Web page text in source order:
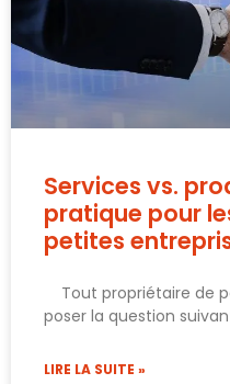
Services vs.
pratique pour
petites
Tout propriétaire de
poser la question
LIRE LA SUITE »